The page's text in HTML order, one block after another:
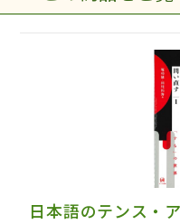
日本語のテンス・